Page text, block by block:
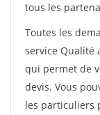
tous les
Toutes les
service Qualité
qui permet de
devis. Vous
les particuliers